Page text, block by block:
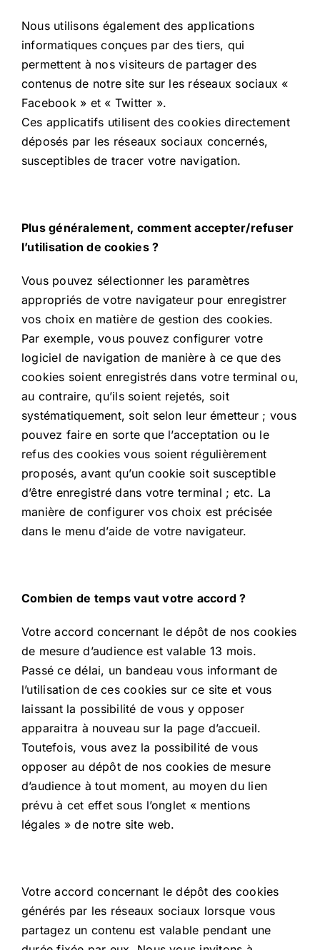
Nous utilisons également des applications
informatiques conçues par des tiers, qui
permettent à nos visiteurs de partager des
contenus de notre site sur les réseaux sociaux «
Facebook » et « Twitter ».
Ces applicatifs utilisent des cookies directement
déposés par les réseaux sociaux concernés,
susceptibles de tracer votre navigation.
Plus généralement, comment accepter/refuser
l’utilisation de cookies ?
Vous pouvez sélectionner les paramètres
appropriés de votre navigateur pour enregistrer
vos choix en matière de gestion des cookies.
Par exemple, vous pouvez configurer votre
logiciel de navigation de manière à ce que des
cookies soient enregistrés dans votre terminal ou,
au contraire, qu’ils soient rejetés, soit
systématiquement, soit selon leur émetteur ; vous
pouvez faire en sorte que l’acceptation ou le
refus des cookies vous soient régulièrement
proposés, avant qu’un cookie soit susceptible
d’être enregistré dans votre terminal ; etc. La
manière de configurer vos choix est précisée
dans le menu d’aide de votre navigateur.
Combien de temps vaut votre accord ?
Votre accord concernant le dépôt de nos cookies
de mesure d’audience est valable 13 mois.
Passé ce délai, un bandeau vous informant de
l’utilisation de ces cookies sur ce site et vous
laissant la possibilité de vous y opposer
apparaitra à nouveau sur la page d’accueil.
Toutefois, vous avez la possibilité de vous
opposer au dépôt de nos cookies de mesure
d’audience à tout moment, au moyen du lien
prévu à cet effet sous l’onglet « mentions
légales » de notre site web.
Votre accord concernant le dépôt des cookies
générés par les réseaux sociaux lorsque vous
partagez un contenu est valable pendant une